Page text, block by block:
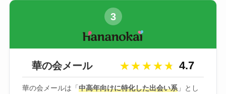
3
華の会メール ★★★★★
★★★★★ 4.7
華の会メールは「 中高年向けに特化した出会い系」とし